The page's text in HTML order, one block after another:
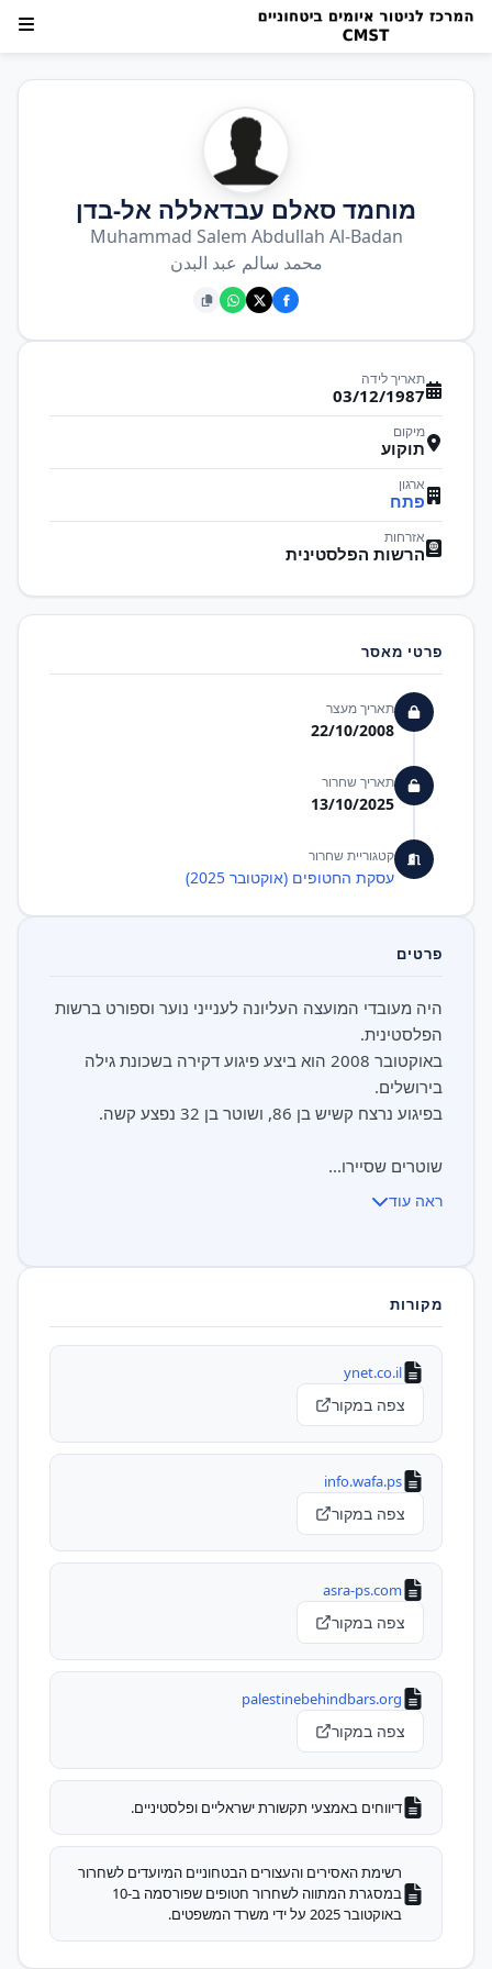
מוחמד סאלם עבדאללה אל-בדן
Muhammad Salem Abdullah Al-Badan
محمد سالم عبد البدن
תאריך לידה
03/12/1987
מיקום
תוקוע
ארגון
פתח
אזרחות
הרשות הפלסטינית
פרטי מאסר
תאריך מעצר
22/10/2008
תאריך שחרור
13/10/2025
קטגוריית שחרור
עסקת החטופים (אוקטובר 2025)
פרטים
היה מעובדי המועצה העליונה לענייני נוער וספורט ברשות
באוקטובר 2008 הוא ביצע פיגוע דקירה בשכונת גילה
שוטרים שסיירו...
ראה עוד
מקורות
ynet.co.il
צפה במקור
info.wafa.ps
צפה במקור
asra-ps.com
צפה במקור
palestinebehindbars.org
צפה במקור
דיווחים באמצעי תקשורת ישראליים ופלסטיניים.
רשימת האסירים והעצורים הבטחוניים המיועדים לשחרור
במסגרת המתווה לשחרור חטופים שפורסמה ב-10
באוקטובר 2025 על ידי משרד המשפטים.